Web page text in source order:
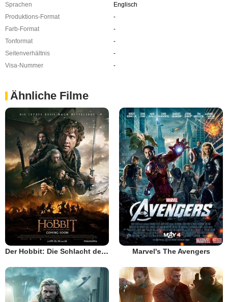
Sprachen
Englisch
Produktions-Format
-
Farb-Format
-
Tonformat
-
Seitenverhältnis
-
Visa-Nummer
-
Ähnliche Filme
Der Hobbit: Die Schlacht der Fünf Heere Marvel's The Avengers